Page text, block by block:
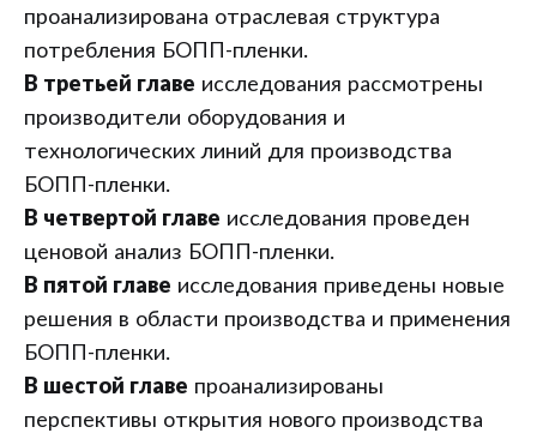
проанализирована отраслевая структура
потребления БОПП-пленки.
В третьей главе исследования рассмотрены
производители оборудования и
технологических линий для производства
БОПП-пленки.
В четвертой главе исследования проведен
ценовой анализ БОПП-пленки.
В пятой главе исследования приведены новые
решения в области производства и применения
БОПП-пленки.
В шестой главе проанализированы
перспективы открытия нового производства